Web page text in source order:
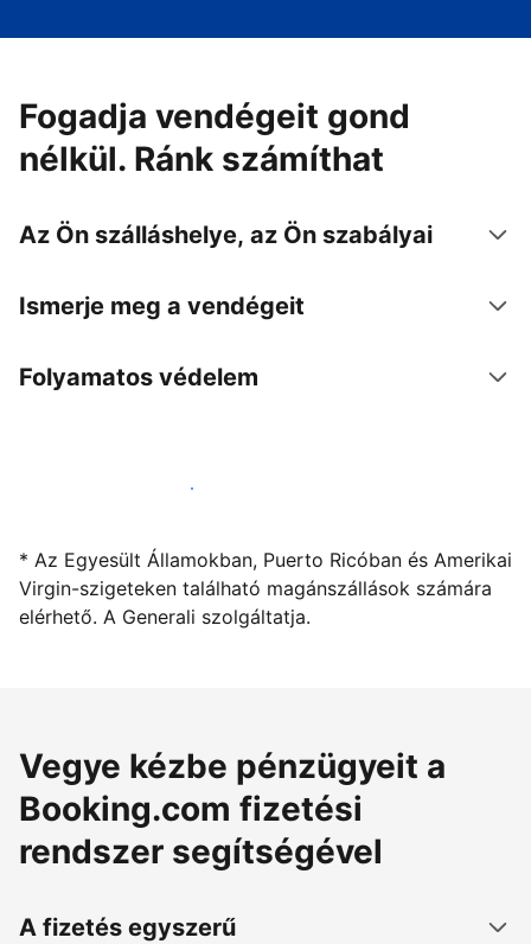
Fogadja vendégeit gond
nélkül. Ránk számíthat
Az Ön szálláshelye, az Ön szabályai
Ismerje meg a vendégeit
Folyamatos védelem
Kínáljon szállást a segítségünkkel
* Az Egyesült Államokban, Puerto Ricóban és Amerikai
Virgin-szigeteken található magánszállások számára
elérhető. A Generali szolgáltatja.
Vegye kézbe pénzügyeit a
Booking.com fizetési
rendszer segítségével
A fizetés egyszerű